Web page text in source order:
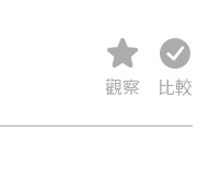
觀察 比較